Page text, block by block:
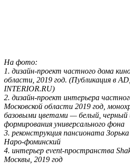
На фото:
1. дизайн-проект частного дома
области, 2019 год. (Публикация в
INTERIOR.RU)
2. дизайн-проект интерьера
Московской области 2019 год,
базовыми цветами — белый, черный
формирования универсального фона
3. реконструкция пансионата
Наро-фоминский
4. интерьер event-пространства
Москвы, 2019 год